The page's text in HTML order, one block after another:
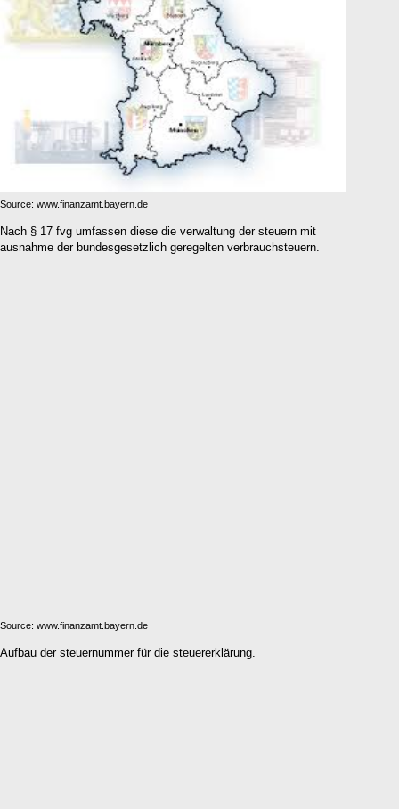
Source: www.finanzamt.bayern.de
Nach § 17 fvg umfassen diese die verwaltung der steuern mit
ausnahme der bundesgesetzlich geregelten verbrauchsteuern.
Source: www.finanzamt.bayern.de
Aufbau der steuernummer für die steuererklärung.